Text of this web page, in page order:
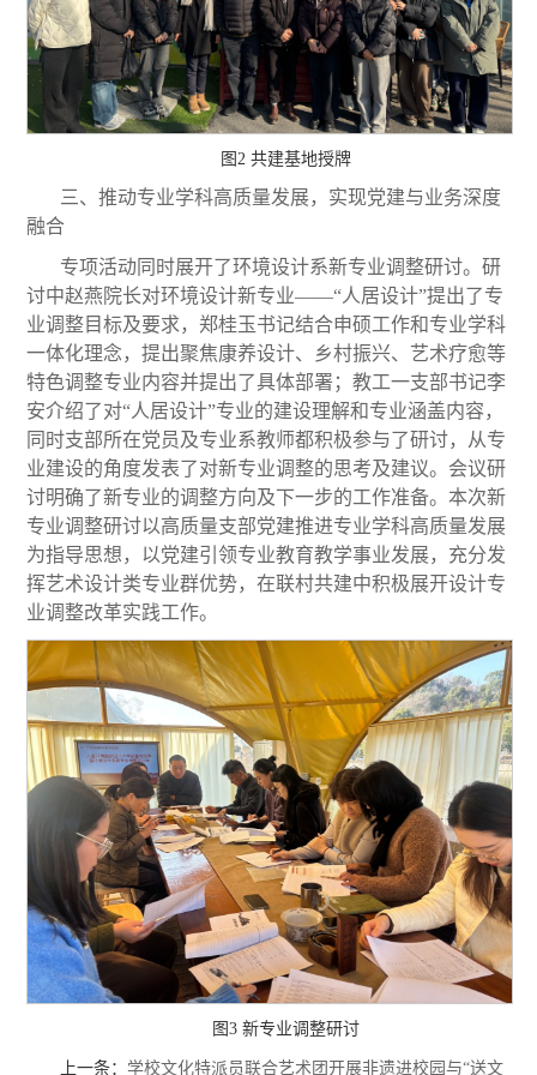
图2 共建基地授牌
三、推动专业学科高质量发展，实现党建与业务深度
融合
专项活动同时展开了环境设计系新专业调整研讨。研
讨中赵燕院长对环境设计新专业——“人居设计”提出了专
业调整目标及要求，郑桂玉书记结合申硕工作和专业学科
一体化理念，提出聚焦康养设计、乡村振兴、艺术疗愈等
特色调整专业内容并提出了具体部署；教工一支部书记李
安介绍了对“人居设计”专业的建设理解和专业涵盖内容，
同时支部所在党员及专业系教师都积极参与了研讨，从专
业建设的角度发表了对新专业调整的思考及建议。会议研
讨明确了新专业的调整方向及下一步的工作准备。本次新
专业调整研讨以高质量支部党建推进专业学科高质量发展
为指导思想，以党建引领专业教育教学事业发展，充分发
挥艺术设计类专业群优势，在联村共建中积极展开设计专
业调整改革实践工作。
图3 新专业调整研讨
上一条：学校文化特派员联合艺术团开展非遗进校园与“送文